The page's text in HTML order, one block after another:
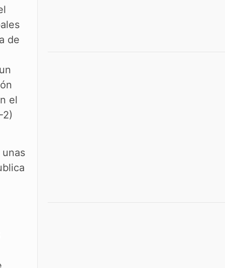
de
el
2)
unas